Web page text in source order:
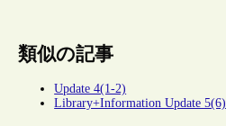
類似の記事
Update 4(1-2)
Library+Information Update 5(6)